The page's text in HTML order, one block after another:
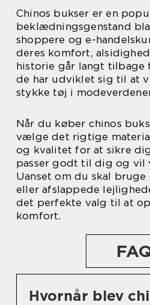
Chinos bukser er en
beklædningsgenstand
shoppere og e-
deres komfort,
historie går langt
de har udviklet sig til at
stykke tøj i
Når du køber chinos
vælge det rigtige
og kvalitet for at sikre
passer godt til dig og vil
Uanset om du skal
eller afslappede
det perfekte valg til at
komfort.
Hvornår blev